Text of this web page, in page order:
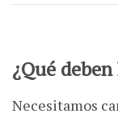
¿Qué
Necesitamos